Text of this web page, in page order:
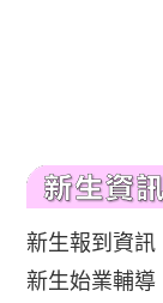
新生報到資訊
新生始業輔導